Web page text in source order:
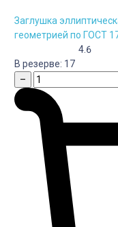
Заглушка
геометрией по ГОСТ
4.6
В резерве: 17
–